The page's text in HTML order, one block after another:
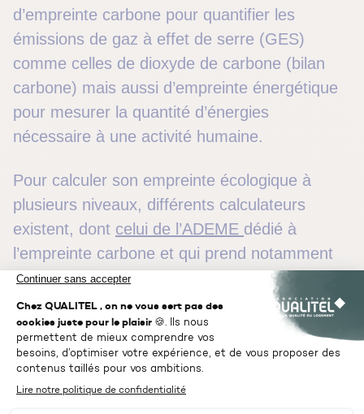
d’empreinte carbone pour quantifier les
émissions de gaz à effet de serre (GES)
comme celles de dioxyde de carbone (bilan
carbone) mais aussi d’empreinte énergétique
pour mesurer la quantité d’énergies
nécessaire à une activité humaine.
Pour calculer son empreinte écologique à
plusieurs niveaux, différents calculateurs
existent, dont celui de l’ADEME dédié à
l’empreinte carbone et qui prend notamment
en compte dans la mesure de l’empreinte
l’alimentation, le logement, le transport, le
numérique.
Adopter un comportement éco-responsable,
c’est préserver l’environnement, lutter contre